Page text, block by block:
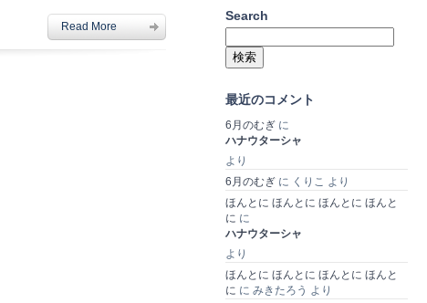
Read More
Search
索:
最近のコメント
6月のむぎ に
ハナウターシャ
より
6月のむぎ に くりこ より
ほんとに ほんとに ほんとに ほんと
に に
ハナウターシャ
より
ほんとに ほんとに ほんとに ほんと
に に みきたろう より